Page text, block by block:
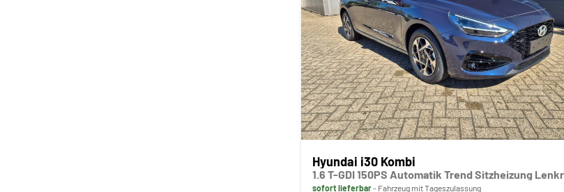
Hyundai i30 Kombi
1.6 T-GDI 150PS
sofort lieferbar Fahrzeug mit Tageszulassung